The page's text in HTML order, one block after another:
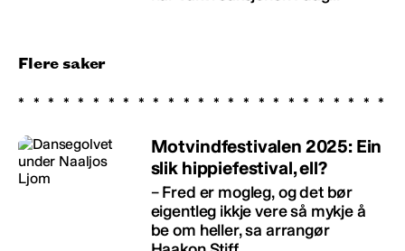
Flere saker
Motvindfestivalen 2025: Ein
slik hippiefestival, ell?
– Fred er mogleg, og det bør
eigentleg ikkje vere så mykje å
be om heller, sa arrangør